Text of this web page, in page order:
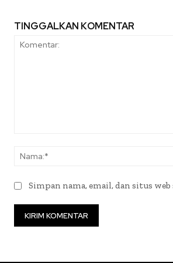
TINGGALKAN KOMENTAR
Simpan nama, email, dan situs